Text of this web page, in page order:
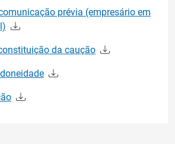
prévia (empresário em
da caução